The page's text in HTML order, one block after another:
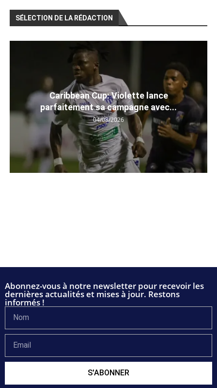
SÉLECTION DE LA RÉDACTION
Caribbean Cup: Violette lance
parfaitement sa campagne avec...
04/08/2026
Abonnez-vous à notre newsletter pour recevoir les
dernières actualités et mises à jour. Restons
informés !
S'ABONNER